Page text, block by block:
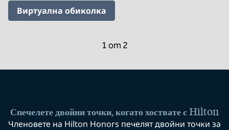
Виртуална обиколка
Карусел 1 от 2
Предишен карусел, 2 от 2
1 от 2
Спечелете двойни точки, когато хоствате с Hilton
Членовете на Hilton Honors печелят двойни точки за